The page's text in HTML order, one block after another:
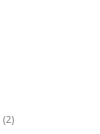
(2)